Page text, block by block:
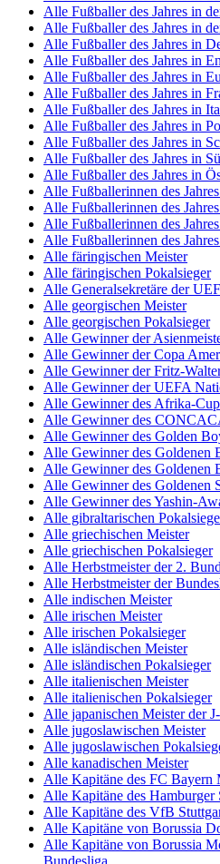
Alle Fußballer des Jahres in
Alle Fußballer des Jahres in
Alle Fußballer des Jahres in
Alle Fußballer des Jahres in
Alle Fußballer des Jahres in
Alle Fußballer des Jahres in
Alle Fußballer des Jahres in
Alle Fußballer des Jahres in
Alle Fußballer des Jahres in
Alle Fußballer des Jahres in
Alle Fußballer des Jahres in
Alle Fußballerinnen des
Alle Fußballerinnen des
Alle Fußballerinnen des
Alle Fußballerinnen des
Alle färingischen Meister
Alle färingischen Pokalsieger
Alle Generalsekretäre der
Alle georgischen Meister
Alle georgischen Pokalsieger
Alle Gewinner der
Alle Gewinner der Copa
Alle Gewinner der Fritz-
Alle Gewinner der UEFA
Alle Gewinner des Afrika-
Alle Gewinner des
Alle Gewinner des Golden
Alle Gewinner des Goldenen
Alle Gewinner des Goldenen
Alle Gewinner des Goldenen
Alle Gewinner des Yashin-
Alle gibraltarischen
Alle griechischen Meister
Alle griechischen Pokalsieger
Alle Herbstmeister der 2.
Alle Herbstmeister der
Alle indischen Meister
Alle irischen Meister
Alle irischen Pokalsieger
Alle isländischen Meister
Alle isländischen Pokalsieger
Alle italienischen Meister
Alle italienischen Pokalsieger
Alle japanischen Meister der
Alle jugoslawischen Meister
Alle jugoslawischen
Alle kanadischen Meister
Alle Kapitäne des FC Bayern
Alle Kapitäne des
Alle Kapitäne des VfB
Alle Kapitäne von Borussia
Alle Kapitäne von Borussia
Bundesliga